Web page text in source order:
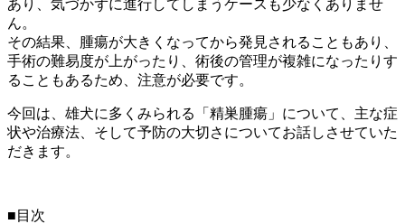
あり、気づかずに進行してしまうケースも少なくありませ
ん。
その結果、腫瘍が大きくなってから発見されることもあり、
手術の難易度が上がったり、術後の管理が複雑になったりす
ることもあるため、注意が必要です。
今回は、雄犬に多くみられる「精巣腫瘍」について、主な症
状や治療法、そして予防の大切さについてお話しさせていた
だきます。
■目次